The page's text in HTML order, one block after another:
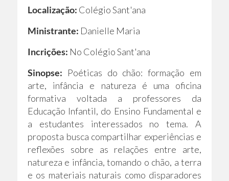
Localização: Colégio Sant'ana
Ministrante: Danielle Maria
Incrições: No Colégio Sant'ana
Sinopse: Poéticas do chão: formação em
arte, infância e natureza é uma oficina
formativa voltada a professores da
Educação Infantil, do Ensino Fundamental e
a estudantes interessados no tema. A
proposta busca compartilhar experiências e
reflexões sobre as relações entre arte,
natureza e infância, tomando o chão, a terra
e os materiais naturais como disparadores